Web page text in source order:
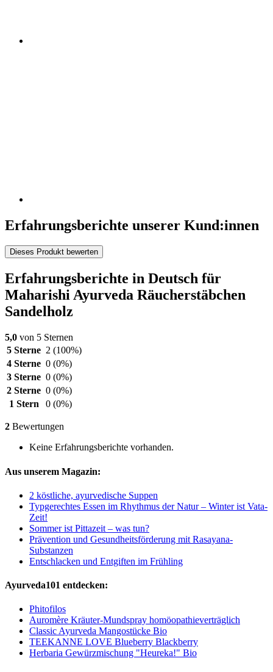
Erfahrungsberichte unserer Kund:innen
Dieses Produkt bewerten
Erfahrungsberichte in Deutsch für
Maharishi Ayurveda Räucherstäbchen
Sandelholz
5,0 von 5 Sternen
5 Sterne 2 (100%)
4 Sterne 0 (0%)
3 Sterne 0 (0%)
2 Sterne 0 (0%)
1 Stern
0 (0%)
2 Bewertungen
Keine Erfahrungsberichte vorhanden.
Aus unserem Magazin:
2 köstliche, ayurvedische Suppen
Typgerechtes Essen im Rhythmus der Natur – Winter ist Vata-
Zeit!
Sommer ist Pittazeit – was tun?
Prävention und Gesundheitsförderung mit Rasayana-
Substanzen
Entschlacken und Entgiften im Frühling
Ayurveda101 entdecken:
Phitofilos
Auromère Kräuter-Mundspray homöopathieverträglich
Classic Ayurveda Mangostücke Bio
TEEKANNE LOVE Blueberry Blackberry
Herbaria Gewürzmischung "Heureka!" Bio